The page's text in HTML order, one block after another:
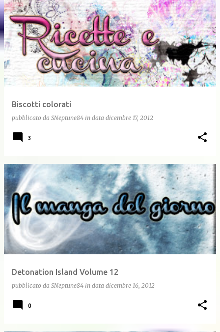
Biscotti colorati
pubblicato da SNeptune84 in data dicembre 17, 2012
3
Detonation Island Volume 12
pubblicato da SNeptune84 in data dicembre 16, 2012
0